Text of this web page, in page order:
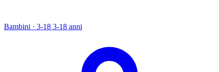
Bambini · 3-18 3-18 anni